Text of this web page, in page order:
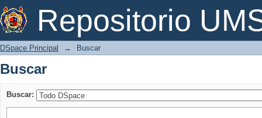
Repositorio
Buscar
DSpace Principal → Buscar
Buscar
Buscar: